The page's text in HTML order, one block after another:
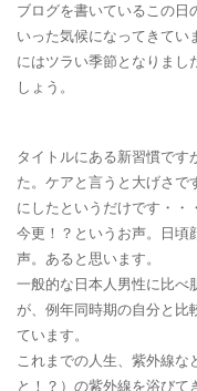
ブログを書いているこの
いった気候になってきてい
にはツラい季節となりまし
しょう。
タイトルにある新習慣です
た。ケアと言うと大げさで
にしたというだけです・・・
今更！？というお声。日頃
声。あると思います。
一般的な日本人男性に比べ
が、例年同時期の自分と比
ています。
これまでの人生、紫外線な
と！？）の紫外線を浴びて